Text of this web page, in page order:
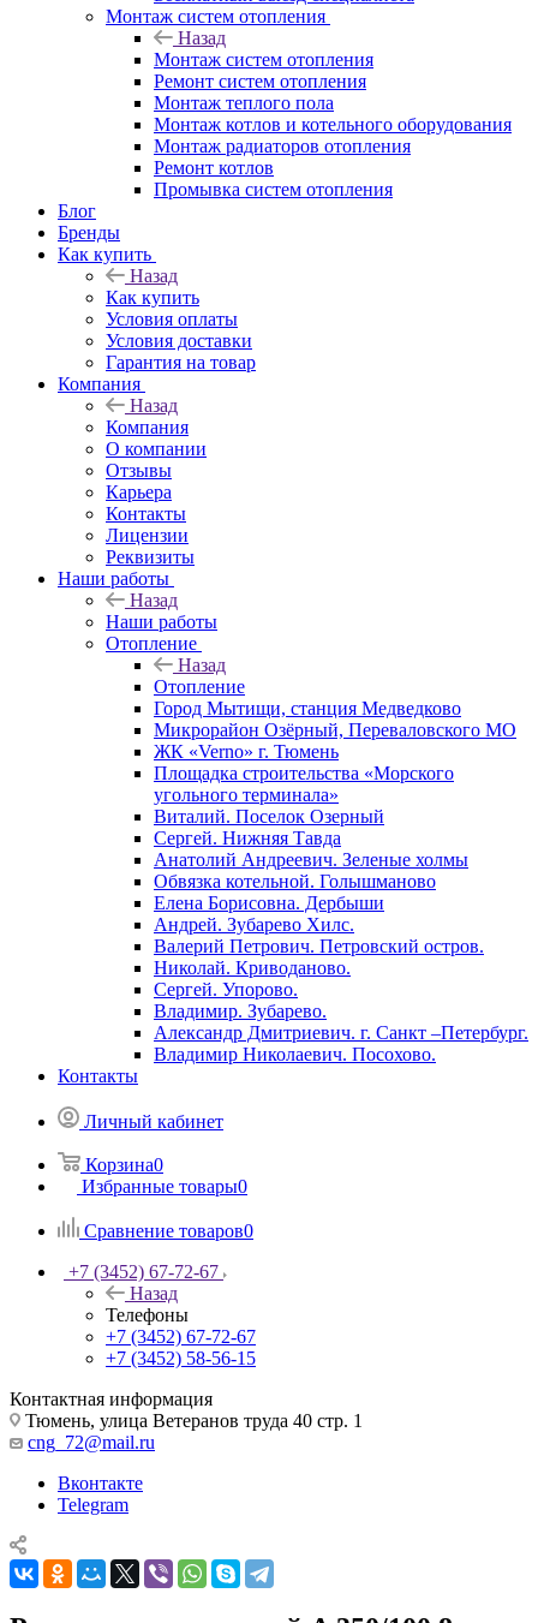
Монтаж систем отопления
Назад
Монтаж систем отопления
Ремонт систем отопления
Монтаж теплого пола
Монтаж котлов и котельного оборудования
Монтаж радиаторов отопления
Ремонт котлов
Промывка систем отопления
Блог
Бренды
Как купить
Назад
Как купить
Условия оплаты
Условия доставки
Гарантия на товар
Компания
Назад
Компания
О компании
Отзывы
Карьера
Контакты
Лицензии
Реквизиты
Наши работы
Назад
Наши работы
Отопление
Назад
Отопление
Город Мытищи, станция Медведково
Микрорайон Озёрный, Переваловского МО
ЖК «Verno» г. Тюмень
Площадка строительства «Морского
угольного терминала»
Виталий. Поселок Озерный
Сергей. Нижняя Тавда
Анатолий Андреевич. Зеленые холмы
Обвязка котельной. Голышманово
Елена Борисовна. Дербыши
Андрей. Зубарево Хилс.
Валерий Петрович. Петровский остров.
Николай. Криводаново.
Сергей. Упорово.
Владимир. Зубарево.
Александр Дмитриевич. г. Санкт –Петербург.
Владимир Николаевич. Посохово.
Контакты
Личный кабинет
Корзина0
Избранные товары0
Сравнение товаров0
+7 (3452) 67-72-67
Назад
Телефоны
+7 (3452) 67-72-67
+7 (3452) 58-56-15
Контактная информация
Тюмень, улица Ветеранов труда 40 стр. 1
cng_72@mail.ru
Вконтакте
Telegram